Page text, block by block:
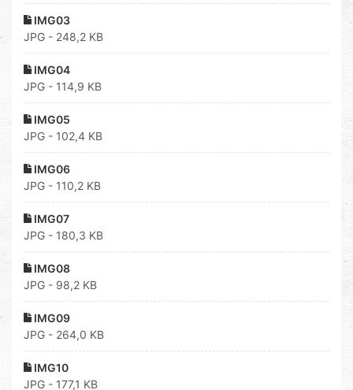
IMG03
JPG - 248,2 KB
IMG04
JPG - 114,9 KB
IMG05
JPG - 102,4 KB
IMG06
JPG - 110,2 KB
IMG07
JPG - 180,3 KB
IMG08
JPG - 98,2 KB
IMG09
JPG - 264,0 KB
IMG10
JPG - 177,1 KB